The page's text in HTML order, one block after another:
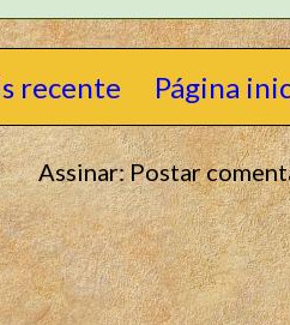
recente Página
Assinar:Postar